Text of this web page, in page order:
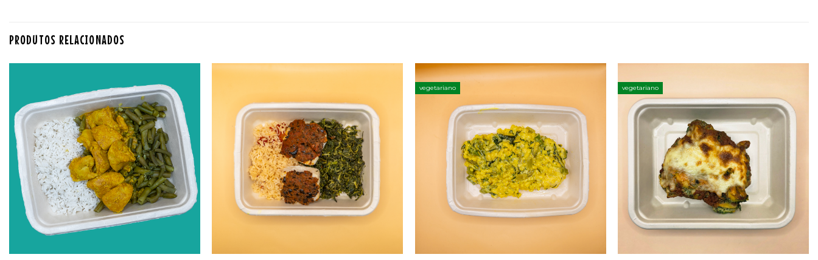
PRODUTOS RELACIONADOS
Adicionar
aos
favoritos
aos
favoritos
vegetariano
aos
favoritos
vegetariano
Adicionar
aos
favoritos